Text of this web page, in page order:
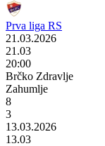
Prva liga RS
21.03.2026
21.03
20:00
Brčko Zdravlje
Zahumlje
8
3
13.03.2026
13.03